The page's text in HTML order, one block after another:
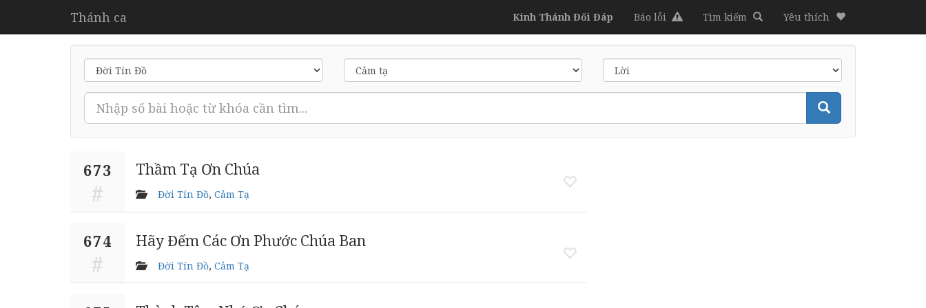
Thánh ca Kinh Thánh Đối Đáp Báo lỗi Tìm kiếm Yêu thích
673 Thầm Tạ Ơn Chúa
Đời Tín Đồ, Cảm Tạ
674 Hãy Đếm Các Ơn Phước Chúa Ban
Đời Tín Đồ, Cảm Tạ